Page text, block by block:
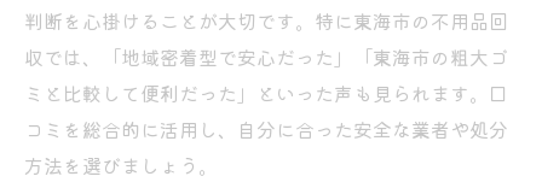
判断を心掛けることが大切です。特に東海市の不用品回
収では、「地域密着型で安心だった」「東海市の粗大ゴ
ミと比較して便利だった」といった声も見られます。口
コミを総合的に活用し、自分に合った安全な業者や処分
方法を選びましょう。